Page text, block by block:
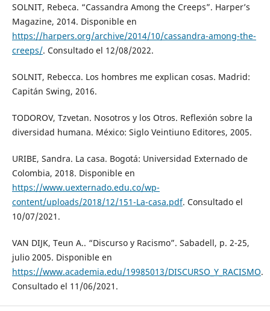
SOLNIT, Rebeca. “Cassandra Among the Creeps”. Harper’s
Magazine, 2014. Disponible en
https://harpers.org/archive/2014/10/cassandra-among-the-
creeps/. Consultado el 12/08/2022.
SOLNIT, Rebecca. Los hombres me explican cosas. Madrid:
Capitán Swing, 2016.
TODOROV, Tzvetan. Nosotros y los Otros. Reflexión sobre la
diversidad humana. México: Siglo Veintiuno Editores, 2005.
URIBE, Sandra. La casa. Bogotá: Universidad Externado de
Colombia, 2018. Disponible en
https://www.uexternado.edu.co/wp-
content/uploads/2018/12/151-La-casa.pdf. Consultado el
10/07/2021.
VAN DIJK, Teun A.. “Discurso y Racismo”. Sabadell, p. 2-25,
julio 2005. Disponible en
https://www.academia.edu/19985013/DISCURSO_Y_RACISMO.
Consultado el 11/06/2021.